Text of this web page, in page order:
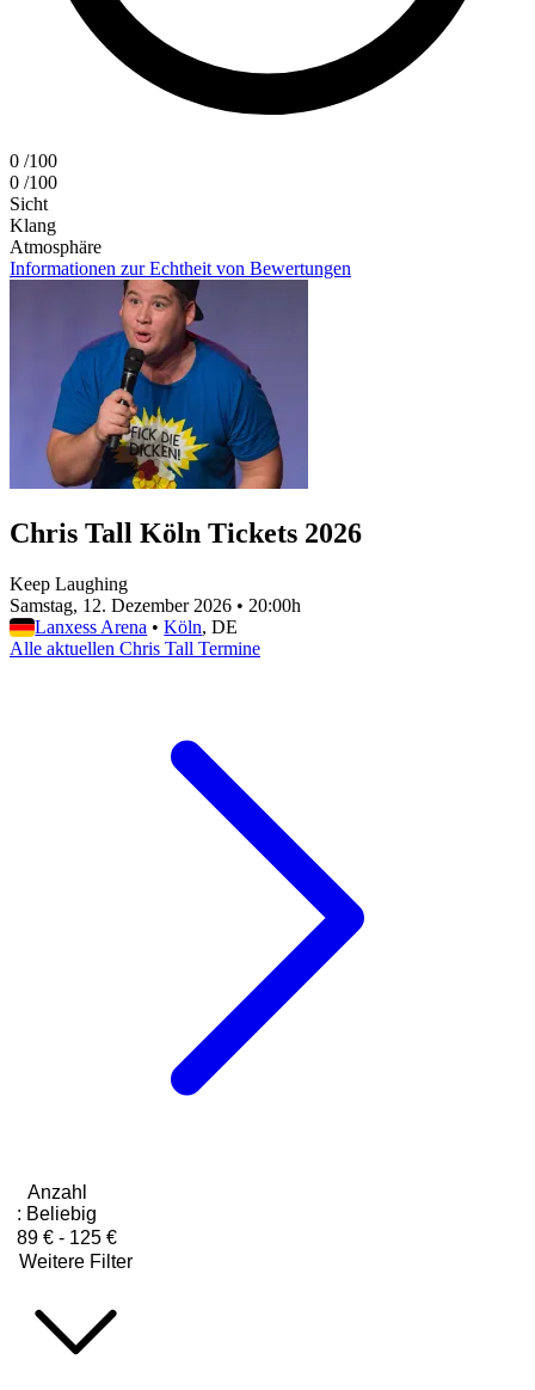
0 /100
0 /100
Sicht
Klang
Atmosphäre
Informationen zur Echtheit von Bewertungen
Chris Tall Köln Tickets 2026
Keep Laughing
Samstag, 12. Dezember 2026 • 20:00h
Lanxess Arena • Köln, DE
Alle aktuellen Chris Tall Termine
Anzahl
: Beliebig
89 € - 125 €
Weitere Filter